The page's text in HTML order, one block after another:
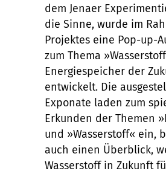
dem Jenaer
die Sinne, wurde im
Projektes eine Pop-up-
zum Thema
Energiespeicher der
entwickelt. Die
Exponate laden zum
Erkunden der Themen
und »Wasserstoff« ein,
auch einen Überblick,
Wasserstoff in Zukunft